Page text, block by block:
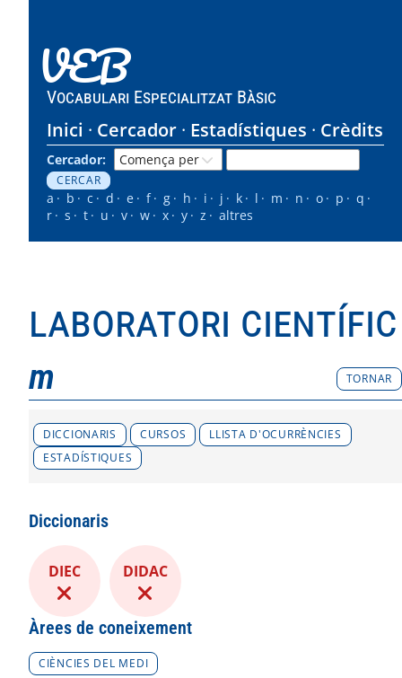
VEB
Vocabulari Especialitzat Bàsic
Inici Cercador Estadístiques Crèdits
Cercador:
a b c d e f g h i j k l m n o p
q
r
s t u v w x y z altres
laboratori científic
m TORNAR
DICCIONARIS CURSOS
LLISTA D'OCURRÈNCIES
ESTADÍSTIQUES
Diccionaris
DIEC DIDAC
Àrees de coneixement
CIÈNCIES DEL MEDI